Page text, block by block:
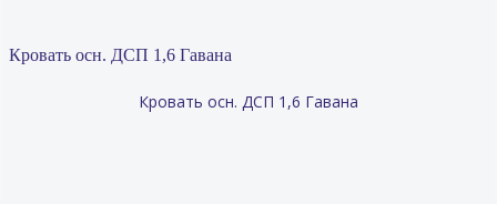
Кровать осн. ДСП 1,6 Гавана
Кровать осн. ДСП 1,6 Гавана